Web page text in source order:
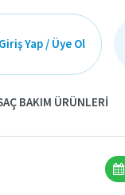
Giriş Yap / Üye Ol
BAKIM ÜRÜNLERI